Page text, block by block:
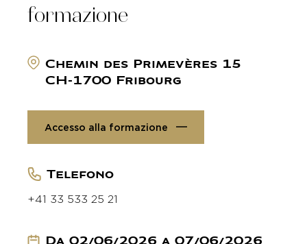
formazione
Chemin des Primevères 15
CH-1700 Fribourg
Accesso alla formazione
Telefono
+41 33 533 25 21
Da 02/06/2026 a 07/06/2026